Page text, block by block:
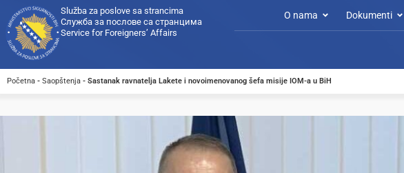
Služba za poslove sa strancima
Служба за послове са странцима
Service for Foreigners’ Affairs
O nama Dokumenti
Početna - Saopštenja - Sastanak ravnatelja Lakete i novoimenovanog šefa misije IOM-a u BiH